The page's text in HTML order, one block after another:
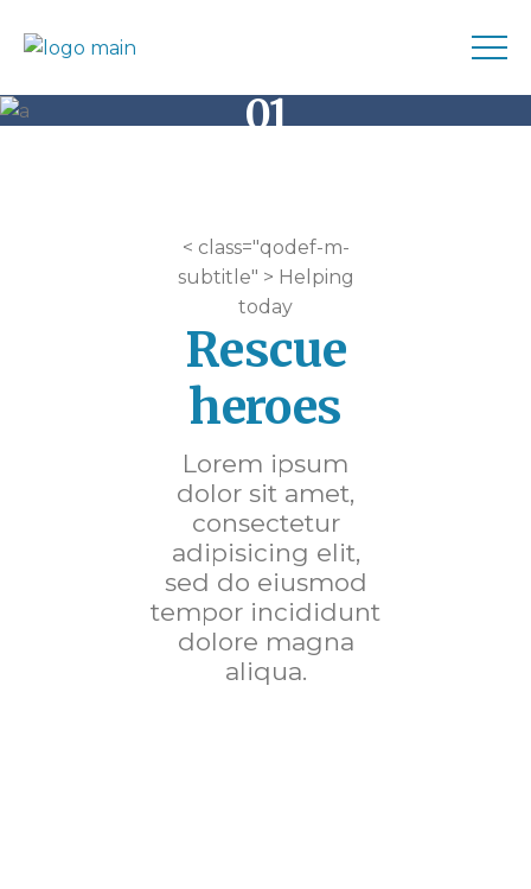
Volunteers Team
01
< class="qodef-m-
subtitle" > Helping
today
Rescue
heroes
Lorem ipsum
dolor sit amet,
consectetur
adipisicing elit,
sed do eiusmod
tempor incididunt
dolore magna
aliqua.